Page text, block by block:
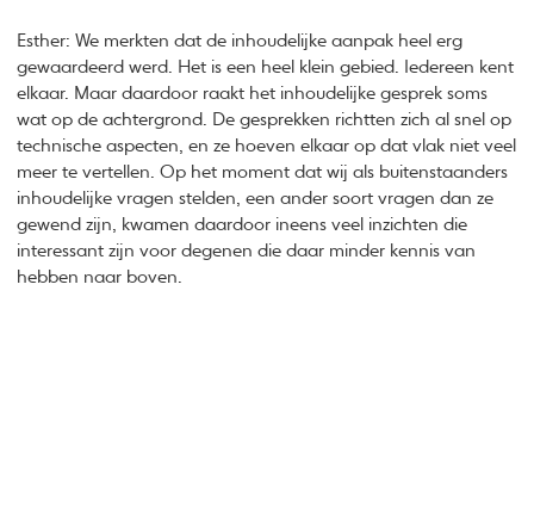
Esther: We merkten dat de inhoudelijke aanpak heel erg
gewaardeerd werd. Het is een heel klein gebied. Iedereen kent
elkaar. Maar daardoor raakt het inhoudelijke gesprek soms
wat op de achtergrond. De gesprekken richtten zich al snel op
technische aspecten, en ze hoeven elkaar op dat vlak niet veel
meer te vertellen. Op het moment dat wij als buitenstaanders
inhoudelijke vragen stelden, een ander soort vragen dan ze
gewend zijn, kwamen daardoor ineens veel inzichten die
interessant zijn voor degenen die daar minder kennis van
hebben naar boven.